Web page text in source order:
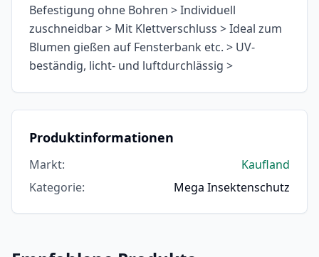
Befestigung ohne Bohren > Individuell
zuschneidbar > Mit Klettverschluss > Ideal zum
Blumen gießen auf Fensterbank etc. > UV-
beständig, licht- und luftdurchlässig >
Produktinformationen
Markt:
Kaufland
Kategorie: Mega Insektenschutz